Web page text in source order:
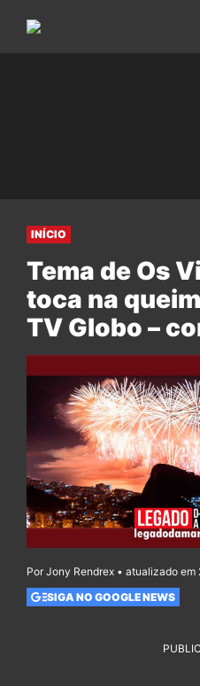
INÍCIO
Tema de Os
toca na
TV Globo –
Por Jony Rendrex • atualizado
SIGA NO GOOGLE NEWS